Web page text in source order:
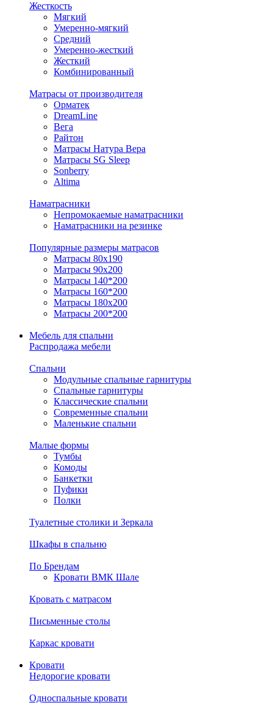
Жесткость
Мягкий
Умеренно-мягкий
Средний
Умеренно-жесткий
Жесткий
Комбинированный
Матрасы от производителя
Орматек
DreamLine
Вега
Райтон
Матрасы Натура Вера
Матрасы SG Sleep
Sonberry
Altima
Наматрасники
Непромокаемые наматрасники
Наматрасники на резинке
Популярные размеры матрасов
Матрасы 80x190
Матрасы 90x200
Матрасы 140*200
Матрасы 160*200
Матрасы 180x200
Матрасы 200*200
Мебель для спальни
Распродажа мебели
Спальни
Модульные спальные гарнитуры
Спальные гарнитуры
Классические спальни
Современные спальни
Маленькие спальни
Малые формы
Тумбы
Комоды
Банкетки
Пуфики
Полки
Туалетные столики и Зеркала
Шкафы в спальню
По Брендам
Кровати ВМК Шале
Кровать с матрасом
Письменные столы
Каркас кровати
Кровати
Недорогие кровати
Односпальные кровати